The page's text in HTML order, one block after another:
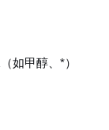
如甲醇、*）